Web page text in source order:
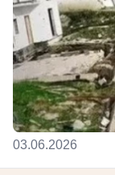
03.06.2026